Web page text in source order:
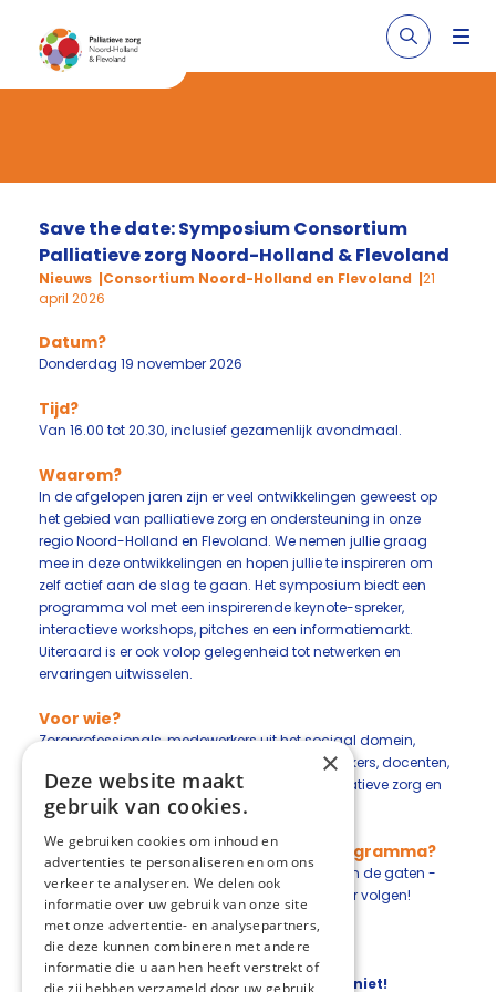
Save the date: Symposium Consortium
Palliatieve zorg Noord-Holland & Flevoland
Nieuws Consortium Noord-Holland en Flevoland
21
april 2026
Datum?
Donderdag 19 november 2026
Tijd?
Van 16.00 tot 20.30, inclusief gezamenlijk avondmaal.
Waarom?
In de afgelopen jaren zijn er veel ontwikkelingen geweest op
het gebied van palliatieve zorg en ondersteuning in onze
regio Noord-Holland en Flevoland. We nemen jullie graag
mee in deze ontwikkelingen en hopen jullie te inspireren om
zelf actief aan de slag te gaan. Het symposium biedt een
programma vol met een inspirerende keynote-spreker,
interactieve workshops, pitches en een informatiemarkt.
Uiteraard is er ook volop gelegenheid tot netwerken en
ervaringen uitwisselen.
Voor wie?
Zorgprofessionals, medewerkers uit het sociaal domein,
vrijwilligers, projectleiders, adviseurs, onderzoekers, docenten,
managers en iedereen die zich inzet voor palliatieve zorg en
ondersteuning.
Benieuwd naar het thema en het programma?
Houd onze website, LinkedIn en nieuwsbrieven in de gaten -
het gedetailleerde programma zal later dit jaar volgen!
Zet dus de datum in je agenda en mis het niet!
×
Deze website maakt
gebruik van cookies.
We gebruiken cookies om inhoud en
advertenties te personaliseren en om ons
verkeer te analyseren. We delen ook
informatie over uw gebruik van onze site
met onze advertentie- en analysepartners,
die deze kunnen combineren met andere
informatie die u aan hen heeft verstrekt of
die zij hebben verzameld door uw gebruik